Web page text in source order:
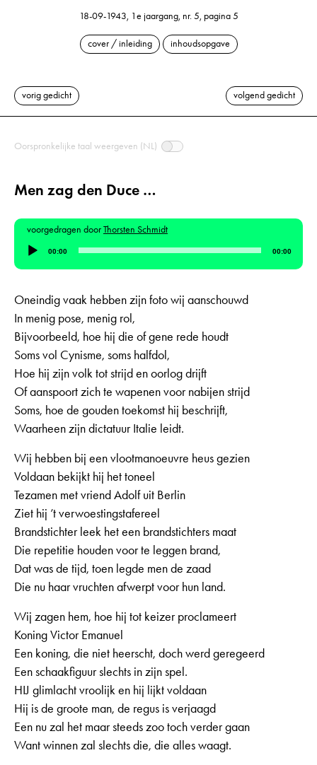
18-09-1943, 1e jaargang, nr. 5, pagina 5
cover / inleiding inhoudsopgave
vorig gedicht volgend gedicht
Oorspronkelijke taal weergeven (NL)
Men zag den Duce …
voorgedragen doorThorsten Schmidt
Audiospeler
00:00 00:00
Oneindig vaak hebben zijn foto wij aanschouwd
In menig pose, menig rol,
Bijvoorbeeld, hoe hij die of gene rede houdt
Soms vol Cynisme, soms halfdol,
Hoe hij zijn volk tot strijd en oorlog drijft
Of aanspoort zich te wapenen voor nabijen strijd
Soms, hoe de gouden toekomst hij beschrijft,
Waarheen zijn dictatuur Italie leidt.
Wij hebben bij een vlootmanoeuvre heus gezien
Voldaan bekijkt hij het toneel
Tezamen met vriend Adolf uit Berlin
Ziet hij ’t verwoestingstafereel
Brandstichter leek het een brandstichters maat
Die repetitie houden voor te leggen brand,
Dat was de tijd, toen legde men de zaad
Die nu haar vruchten afwerpt voor hun land.
Wij zagen hem, hoe hij tot keizer proclameert
Koning Victor Emanuel
Een koning, die niet heerscht, doch werd geregeerd
Een schaakfiguur slechts in zijn spel.
HIJ glimlacht vroolijk en hij lijkt voldaan
Hij is de groote man, de regus is verjaagd
Een nu zal het maar steeds zoo toch verder gaan
Want winnen zal slechts die, die alles waagt.